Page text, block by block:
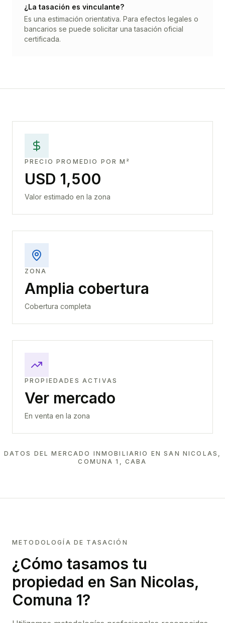
¿La tasación es vinculante?
Es una estimación orientativa. Para efectos legales o
bancarios se puede solicitar una tasación oficial
certificada.
PRECIO PROMEDIO POR M²
USD 1,500
Valor estimado en la zona
ZONA
Amplia cobertura
Cobertura completa
PROPIEDADES ACTIVAS
Ver mercado
En venta en la zona
DATOS DEL MERCADO INMOBILIARIO ENSAN NICOLAS,
COMUNA 1, CABA
METODOLOGÍA DE TASACIÓN
¿Cómo tasamos tu
propiedad en San Nicolas,
Comuna 1?